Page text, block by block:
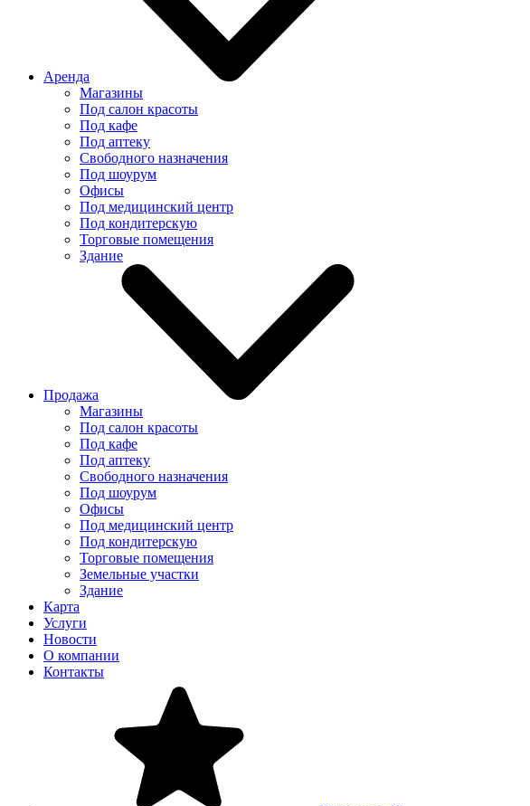
Аренда
Магазины
Под салон красоты
Под кафе
Под аптеку
Свободного назначения
Под шоурум
Офисы
Под медицинский центр
Под кондитерскую
Торговые помещения
Здание
Продажа
Магазины
Под салон красоты
Под кафе
Под аптеку
Свободного назначения
Под шоурум
Офисы
Под медицинский центр
Под кондитерскую
Торговые помещения
Земельные участки
Здание
Карта
Услуги
Новости
О компании
Контакты